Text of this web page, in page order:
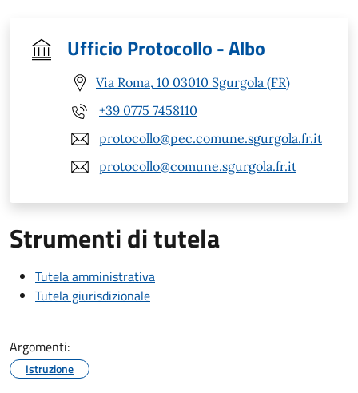
Ufficio Protocollo - Albo
Via Roma, 10 03010 Sgurgola (FR)
+39 0775 7458110
protocollo@pec.comune.sgurgola.fr.it
protocollo@comune.sgurgola.fr.it
Strumenti di tutela
Tutela amministrativa
Tutela giurisdizionale
Argomenti:
Istruzione